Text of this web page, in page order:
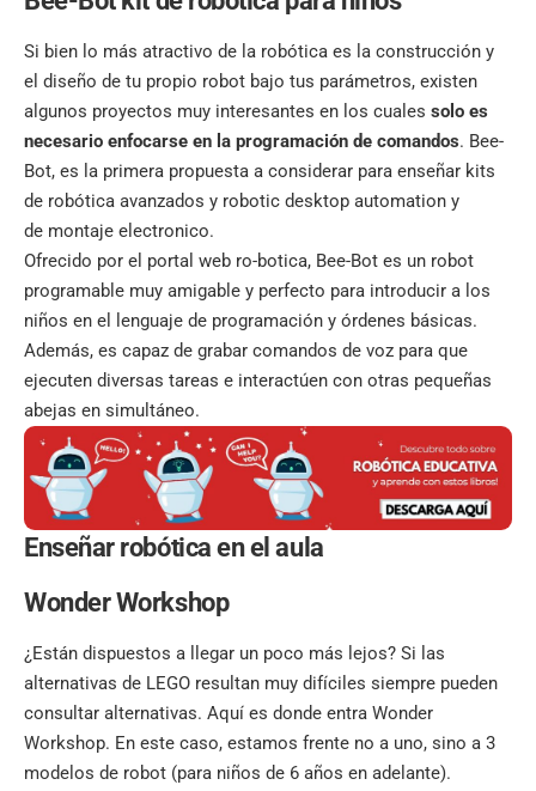
Si bien lo más atractivo de la robótica es la construcción y
el diseño de tu propio robot bajo tus parámetros, existen
algunos proyectos muy interesantes en los cuales solo es
necesario enfocarse en la programación de comandos. Bee-
Bot, es la primera propuesta a considerar para enseñar kits
de robótica avanzados y robotic desktop automation y
de montaje electronico.
Ofrecido por el portal web ro-botica, Bee-Bot es un robot
programable muy amigable y perfecto para introducir a los
niños en el lenguaje de programación y órdenes básicas.
Además, es capaz de grabar comandos de voz para que
ejecuten diversas tareas e interactúen con otras pequeñas
abejas en simultáneo.
Enseñar robótica en el aula
Wonder Workshop
¿Están dispuestos a llegar un poco más lejos? Si las
alternativas de LEGO resultan muy difíciles siempre pueden
consultar alternativas. Aquí es donde entra Wonder
Workshop. En este caso, estamos frente no a uno, sino a 3
modelos de robot (para niños de 6 años en adelante).